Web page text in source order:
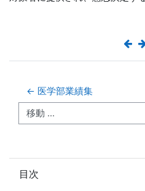
← 医学部業績集
移動 ...
目次